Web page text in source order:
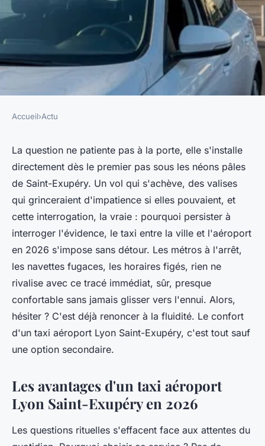
Pourquoi choisir un taxi
aéroport Lyon Saint-Exupéry
pour vos déplacements en
2026 ?
Clément•27 février 2026•10 min de lecture
Accueil›Actu
La question ne patiente pas à la porte, elle s'installe
directement dès le premier pas sous les néons pâles
de Saint-Exupéry. Un vol qui s'achève, des valises
qui grinceraient d'impatience si elles pouvaient, et
cette interrogation, la vraie : pourquoi persister à
interroger l'évidence, le taxi entre la ville et l'aéroport
en 2026 s'impose sans détour. Les métros à l'arrêt,
les navettes fugaces, les horaires figés, rien ne
rivalise avec ce tracé immédiat, sûr, presque
confortable sans jamais glisser vers l'ennui. Alors,
hésiter ? C'est déjà renoncer à la fluidité. Le confort
d'un taxi aéroport Lyon Saint-Exupéry, c'est tout sauf
une option secondaire.
Les avantages d'un taxi aéroport
Lyon Saint-Exupéry en 2026
Les questions rituelles s'effacent face aux attentes du